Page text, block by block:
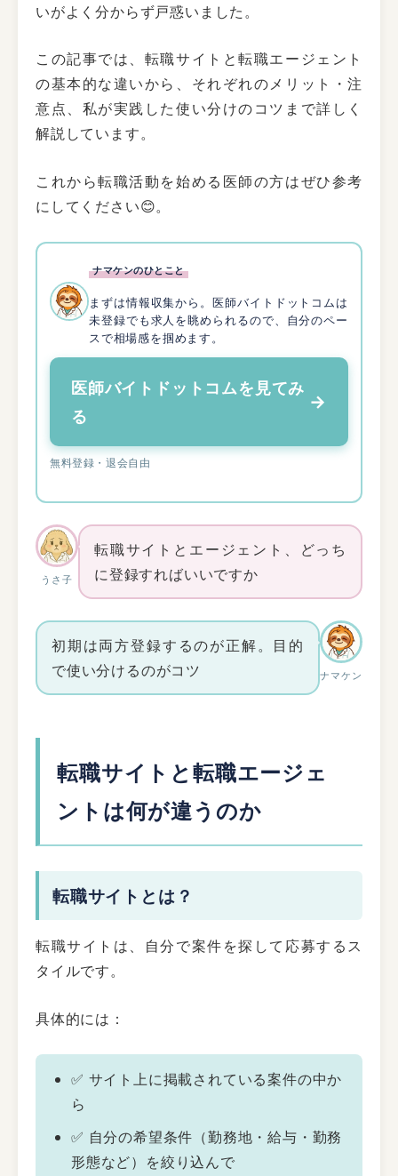
いがよく分からず戸惑いました。
この記事では、転職サイトと転職エージェント
の基本的な違いから、それぞれのメリット・注
意点、私が実践した使い分けのコツまで詳しく
解説しています。
これから転職活動を始める医師の方はぜひ参考
にしてください😊。
ナマケンのひとこと
まずは情報収集から。医師バイトドットコムは
未登録でも求人を眺められるので、自分のペー
スで相場感を掴めます。
医師バイトドットコムを見てみ
る
→
無料登録・退会自由
うさ子
転職サイトとエージェント、どっち
に登録すればいいですか
ナマケン
初期は両方登録するのが正解。目的
で使い分けるのがコツ
転職サイトと転職エージェ
ントは何が違うのか
転職サイトとは？
転職サイトは、自分で案件を探して応募するス
タイルです。
具体的には：
✅ サイト上に掲載されている案件の中か
ら
✅ 自分の希望条件（勤務地・給与・勤務
形態など）を絞り込んで